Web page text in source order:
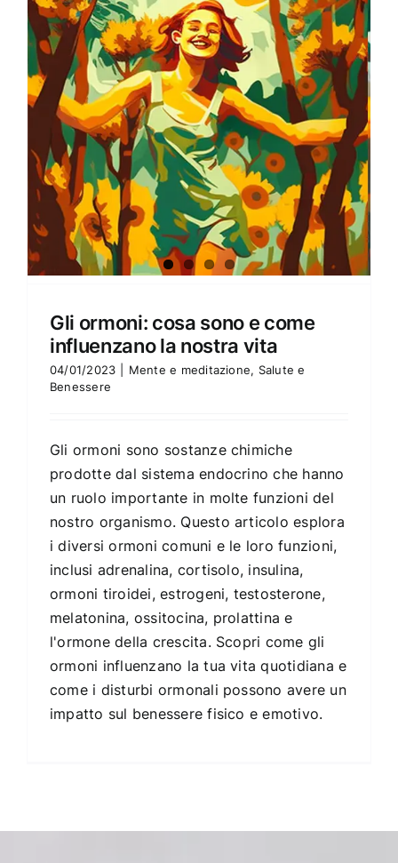
Amore e amare
Cucinare in modo sano
Verde e Sostenibilità
Articoli
Ciao sono Virginia
Contattami
Gli ormoni: cosa sono e come
influenzano la nostra vita
04/01/2023 Mente e meditazione, Salute e
Benessere
Gli ormoni sono sostanze chimiche
prodotte dal sistema endocrino che hanno
un ruolo importante in molte funzioni del
nostro organismo. Questo articolo esplora
i diversi ormoni comuni e le loro funzioni,
inclusi adrenalina, cortisolo, insulina,
ormoni tiroidei, estrogeni, testosterone,
melatonina, ossitocina, prolattina e
l'ormone della crescita. Scopri come gli
ormoni influenzano la tua vita quotidiana e
come i disturbi ormonali possono avere un
impatto sul benessere fisico e emotivo.